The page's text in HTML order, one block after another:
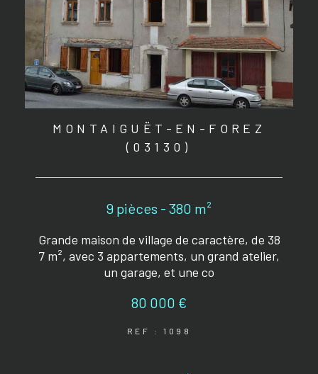
MONTAIGUËT-EN-FOREZ
(03130)
9 pièces - 380 m²
Grande maison de village de caractère, de 38
7 m², avec 3 appartements, un grand atelier,
un garage, et une co
80 000 €
REF : 1098